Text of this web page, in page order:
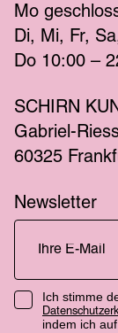
Mo
Di
Mi Fr Sa
Do 10:00 –
SCHIRN
Gabriel-
60325
Newsletter
Ich stimme
indem ich